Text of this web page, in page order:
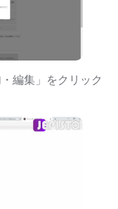
編集」をクリック